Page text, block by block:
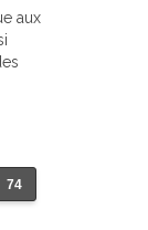
aux
74